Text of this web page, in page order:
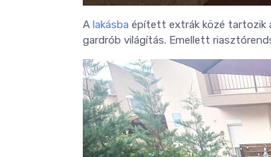
A lakásba épített extrák közé tartozik
gardrób világítás. Emellett